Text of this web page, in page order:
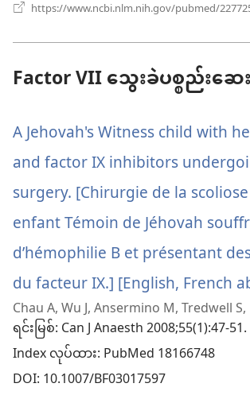
ပ
https://www.ncbi.nlm.nih.gov/pubmed/
Factor VII သွေးခဲပစ္စည်းဆေ
A Jehovah's Witness child with
and factor IX inhibitors
surgery. [Chirurgie de la
enfant Témoin de Jéhovah
d’hémophilie B et présentant
du facteur IX.] [English, French
Chau A, Wu J, Ansermino M, Tredwell S,
ရင်းမြစ်‎: Can J Anaesth 2008;55(1):47-51.
Index လုပ်ထား‎: PubMed 18166748
DOI‎: 10.1007/BF03017597